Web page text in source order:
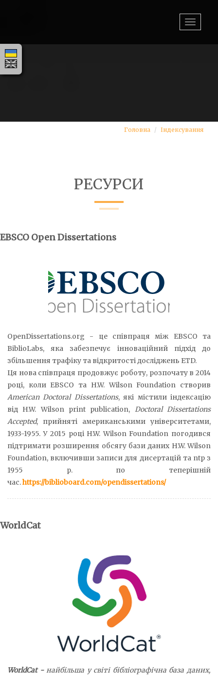
Toggle
Головна Індексування
РЕСУРСИ
EBSCO Open Dissertations
OpenDissertations.org - це співпраця між EBSCO та
BiblioLabs, яка забезпечує інноваційний підхід до
збільшення трафіку та відкритості досліджень ETD.
Ця нова співпраця продовжує роботу, розпочату в 2014
році, коли EBSCO та H.W. Wilson Foundation створив
American Doctoral Dissertations, які містили індексацію
від H.W. Wilson print publication, Doctoral Dissertations
Accepted, прийняті американськими університетами,
1933-1955. У 2015 році H.W. Wilson Foundation погодився
підтримати розширення обсягу бази даних H.W. Wilson
Foundation, включивши записи для дисертацій та ntp з
1955 р. по теперішній
час.https://biblioboard.com/opendissertations/
WorldCat
WorldCat-найбільша у світі бібліографічна база даних,